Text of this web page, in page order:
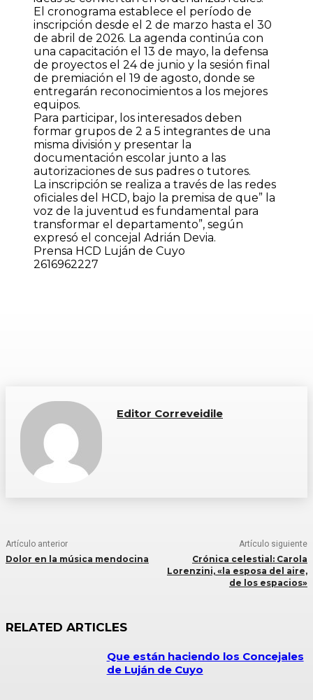
El cronograma establece el período de
inscripción desde el 2 de marzo hasta el 30
de abril de 2026. La agenda continúa con
una capacitación el 13 de mayo, la defensa
de proyectos el 24 de junio y la sesión final
de premiación el 19 de agosto, donde se
entregarán reconocimientos a los mejores
equipos.
Para participar, los interesados deben
formar grupos de 2 a 5 integrantes de una
misma división y presentar la
documentación escolar junto a las
autorizaciones de sus padres o tutores.
La inscripción se realiza a través de las redes
oficiales del HCD, bajo la premisa de que” la
voz de la juventud es fundamental para
transformar el departamento”, según
expresó el concejal Adrián Devia.
Prensa HCD Luján de Cuyo
2616962227
Editor Correveidile
Artículo anterior
Dolor en la música mendocina
Artículo siguiente
Crónica celestial: Carola
Lorenzini, «la esposa del aire,
de los espacios»
RELATED ARTICLES
Que están haciendo los Concejales
de Luján de Cuyo